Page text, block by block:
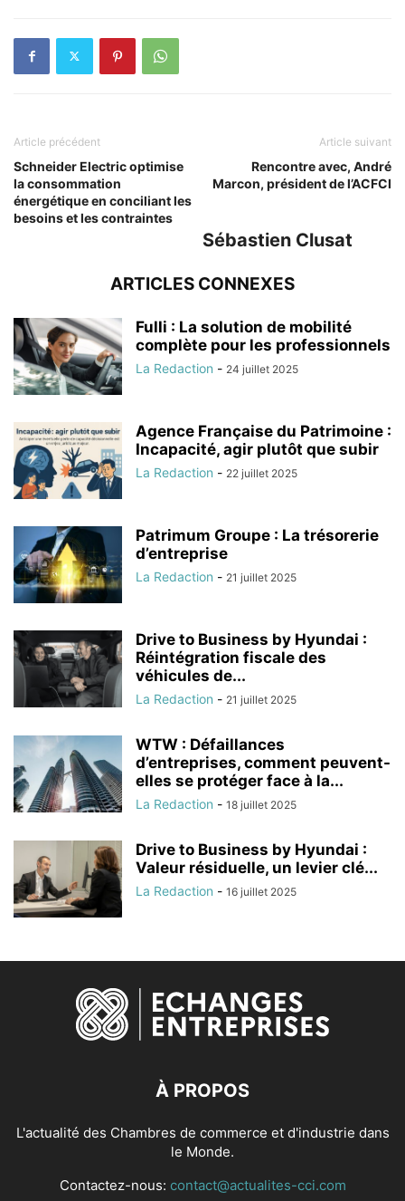
Article précédent
Schneider Electric optimise
la consommation
énergétique en conciliant les
besoins et les contraintes
Article suivant
Rencontre avec, André
Marcon, président de l’ACFCI
Sébastien Clusat
ARTICLES CONNEXES
Fulli : La solution de mobilité
complète pour les professionnels
La Redaction - 24 juillet 2025
Agence Française du Patrimoine :
Incapacité, agir plutôt que subir
La Redaction - 22 juillet 2025
Patrimum Groupe : La trésorerie
d’entreprise
La Redaction - 21 juillet 2025
Drive to Business by Hyundai :
Réintégration fiscale des
véhicules de...
La Redaction - 21 juillet 2025
WTW : Défaillances
d’entreprises, comment peuvent-
elles se protéger face à la...
La Redaction - 18 juillet 2025
Drive to Business by Hyundai :
Valeur résiduelle, un levier clé...
La Redaction - 16 juillet 2025
À PROPOS
L'actualité des Chambres de commerce et d'industrie dans
le Monde.
Contactez-nous: contact@actualites-cci.com